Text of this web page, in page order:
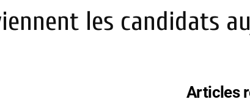
les candidats
Articles